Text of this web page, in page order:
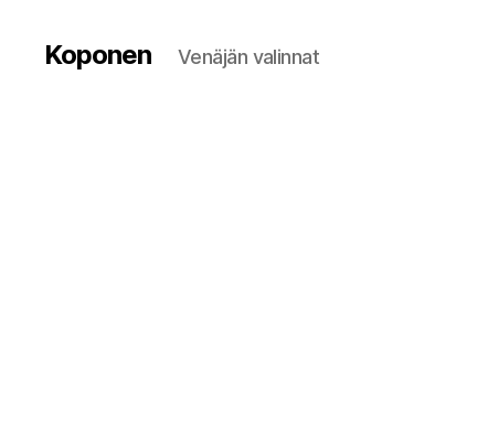
Koponen Venäjän valinnat